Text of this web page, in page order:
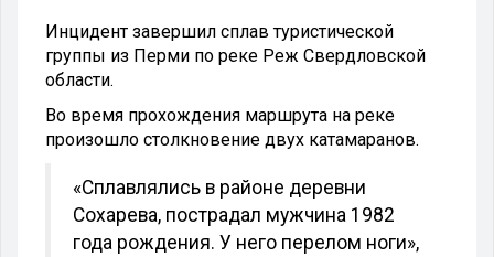
Инцидент завершил сплав туристической
группы из Перми по реке Реж Свердловской
области.
Во время прохождения маршрута на реке
произошло столкновение двух катамаранов.
«Сплавлялись в районе деревни
Сохарева, пострадал мужчина 1982
года рождения. У него перелом ноги»,